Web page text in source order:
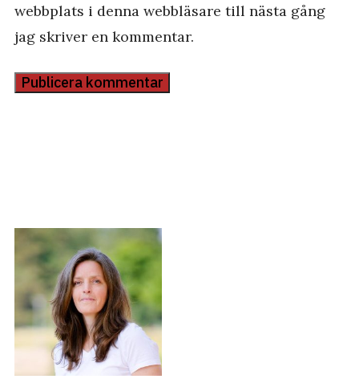
webbplats i denna webbläsare till nästa gång
jag skriver en kommentar.